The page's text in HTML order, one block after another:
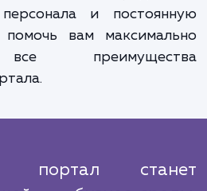
форумы, базы
также интегрируем
системами и
обеспечения
и проверенные